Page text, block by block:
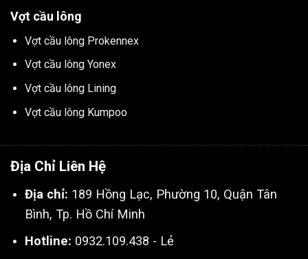
Vợt cầu lông
Vợt cầu lông Prokennex
Vợt cầu lông Yonex
Vợt cầu lông Lining
Vợt cầu lông Kumpoo
Địa Chỉ Liên Hệ
Địa chỉ: 189 Hồng Lạc, Phường 10, Quận Tân
Bình, Tp. Hồ Chí Minh
Hotline: 0932.109.438 - Lẻ